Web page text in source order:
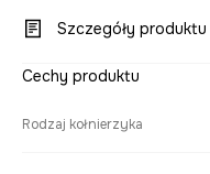
Szczegóły produktu
Cechy produktu
Rodzaj kołnierzyka